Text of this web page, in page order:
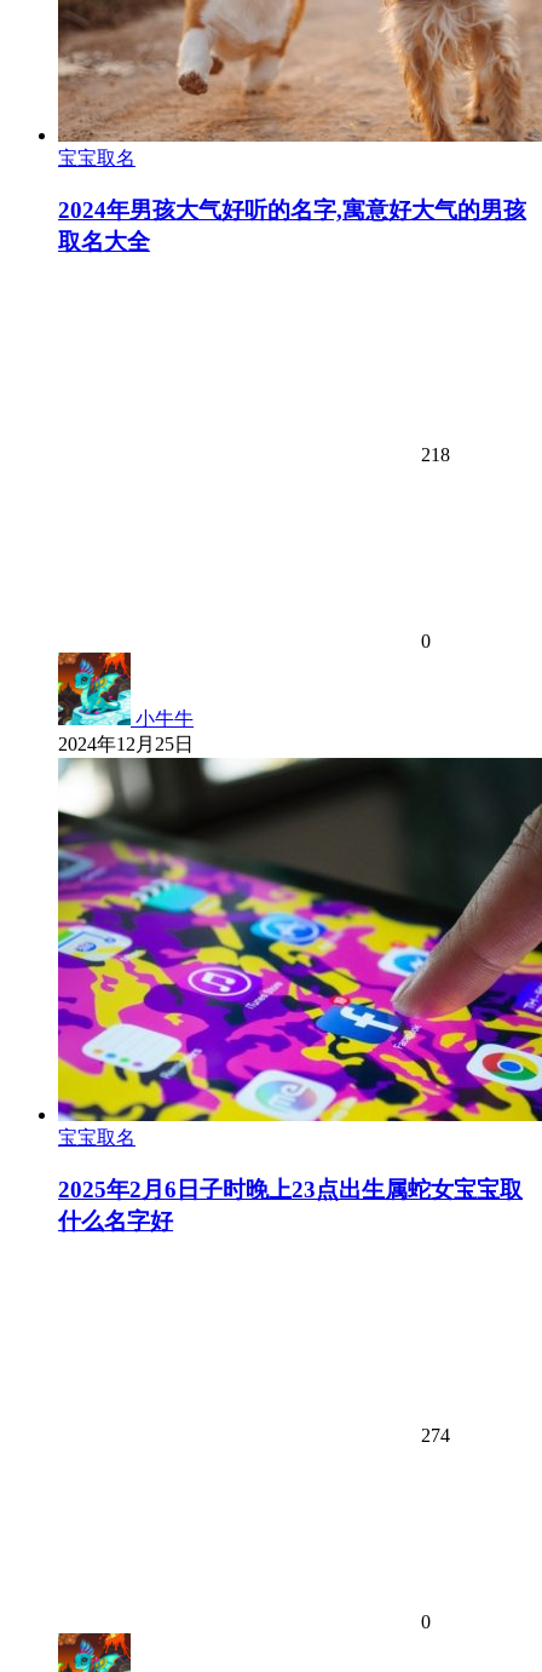
宝宝取名
2024年男孩大气好听的名字,寓意好大气的男孩
取名大全
218
0
小牛牛
2024年12月25日
宝宝取名
2025年2月6日子时晚上23点出生属蛇女宝宝取
什么名字好
274
0